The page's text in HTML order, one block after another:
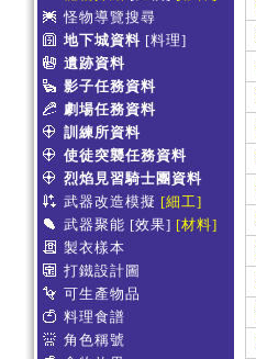
怪物導覽搜尋
地下城資料 [料理]
遺跡資料
影子任務資料
劇場任務資料
訓練所資料
使徒突襲任務資料
烈焰見習騎士團資料
武器改造模擬 [細工]
武器聚能 [效果] [材料]
製衣樣本
打鐵設計圖
可生產物品
料理食譜
角色稱號